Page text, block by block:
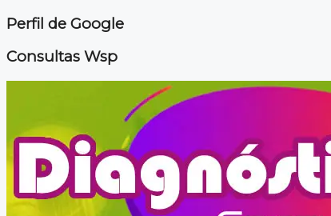
Perfil de Google
Consultas Wsp